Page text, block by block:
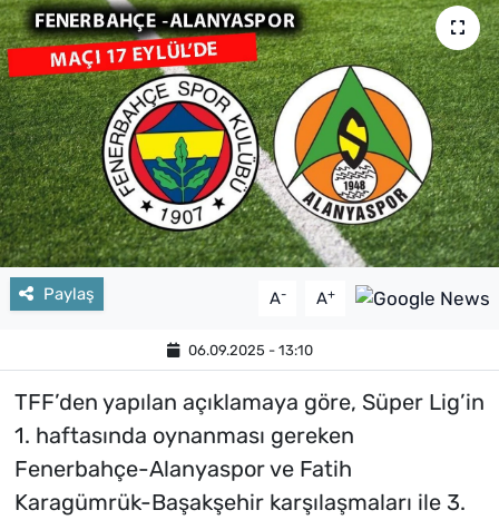
Paylaş A- A+
06.09.2025 - 13:10
TFF’den yapılan açıklamaya göre, Süper Lig’in
1. haftasında oynanması gereken
Fenerbahçe-Alanyaspor ve Fatih
Karagümrük-Başakşehir karşılaşmaları ile 3.